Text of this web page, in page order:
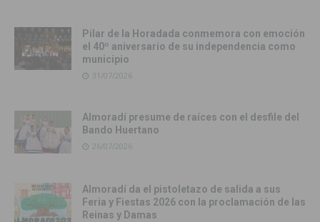
Pilar de la Horadada conmemora con emoción
el 40º aniversario de su independencia como
municipio
31/07/2026
Almoradí presume de raíces con el desfile del
Bando Huertano
26/07/2026
Almoradí da el pistoletazo de salida a sus
Feria y Fiestas 2026 con la proclamación de las
Reinas y Damas